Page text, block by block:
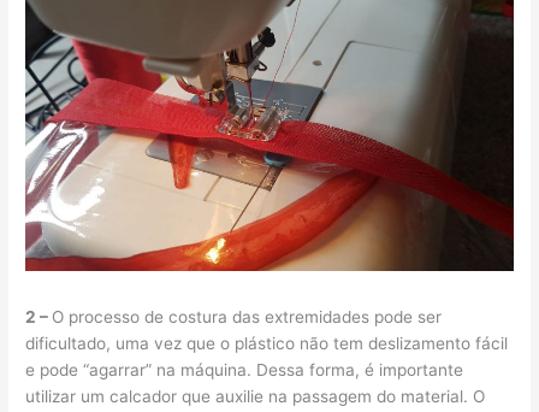
2 – O processo de costura das extremidades pode ser
dificultado, uma vez que o plástico não tem deslizamento fácil
e pode “agarrar” na máquina. Dessa forma, é importante
utilizar um calcador que auxilie na passagem do material. O